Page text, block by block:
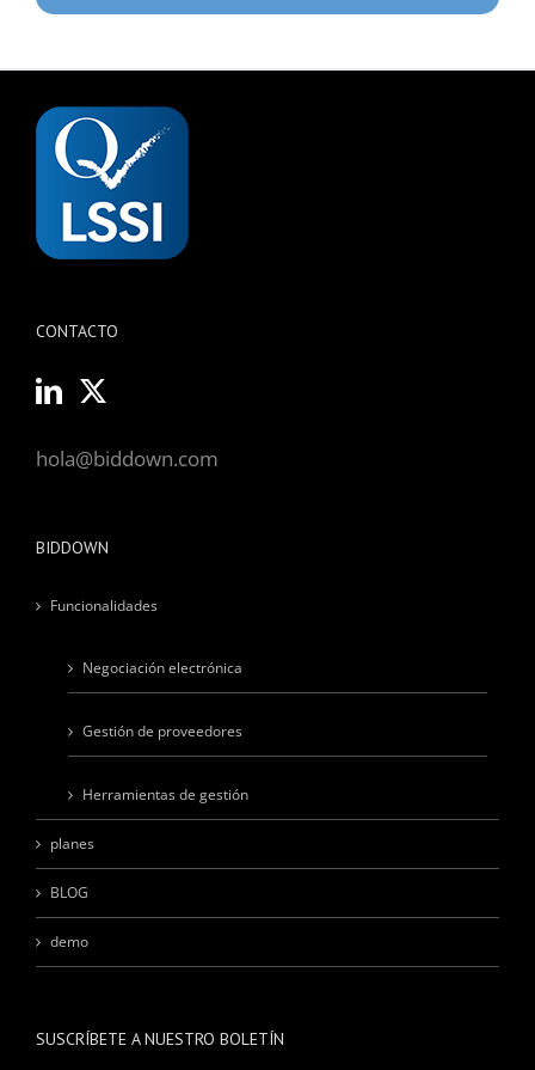
CONTACTO
hola@biddown.com
BIDDOWN
Funcionalidades
Negociación electrónica
Gestión de proveedores
Herramientas de gestión
planes
BLOG
demo
SUSCRÍBETE A NUESTRO BOLETÍN